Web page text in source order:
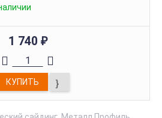
1 740 ₽
КУПИТЬ